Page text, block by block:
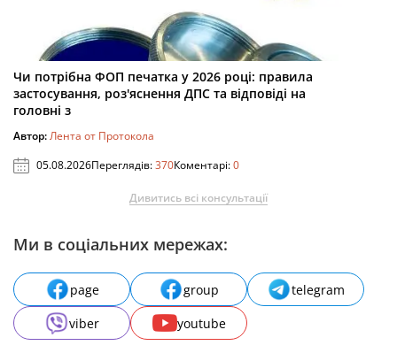
Чи потрібна ФОП печатка у 2026 році: правила
застосування, роз'яснення ДПС та відповіді на
головні з
Автор:Лента от Протокола
05.08.2026Переглядів:370Коментарі:0
Дивитись всі консультації
Ми в соціальних мережах:
page group
telegram
viber
youtube